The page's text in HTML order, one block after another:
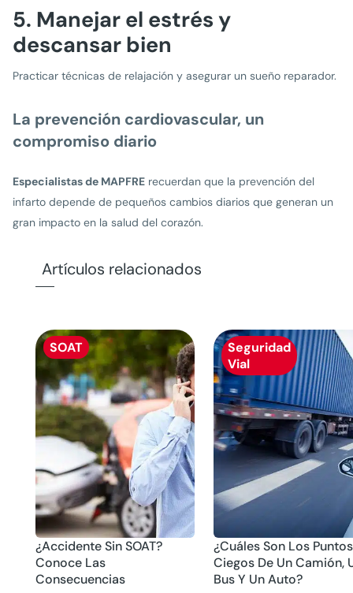
5. Manejar el estrés y
descansar bien
Practicar técnicas de relajación y asegurar un sueño reparador.
La prevención cardiovascular, un
compromiso diario
Especialistas de MAPFRE recuerdan que la prevención del
infarto depende de pequeños cambios diarios que generan un
gran impacto en la salud del corazón.
Artículos relacionados
SOAT
¿Accidente Sin SOAT?
Conoce Las
Consecuencias
Seguridad
Vial
¿Cuáles Son Los Puntos
Ciegos De Un Camión,
Bus Y Un Auto?